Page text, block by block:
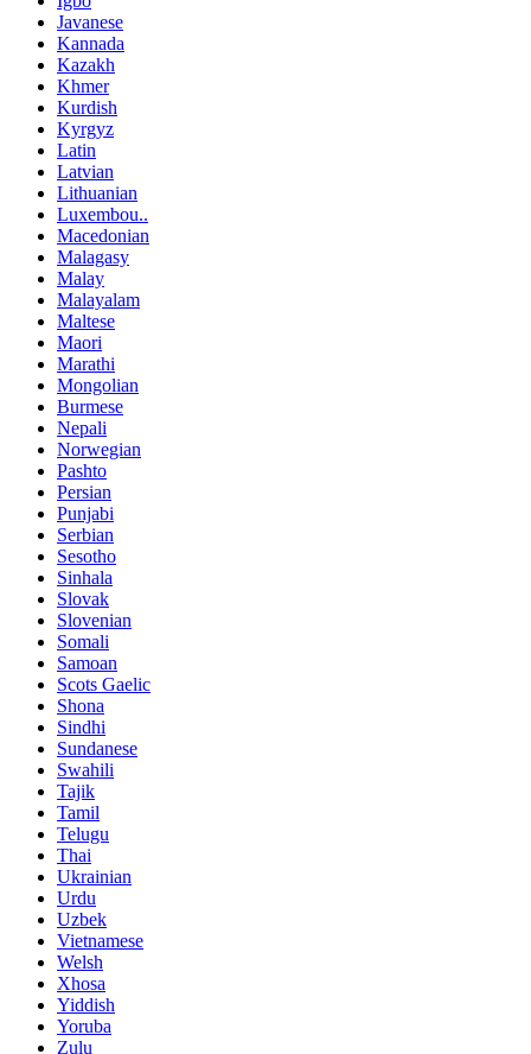
Javanese
Kannada
Kazakh
Khmer
Kurdish
Kyrgyz
Latin
Latvian
Lithuanian
Luxembou..
Macedonian
Malagasy
Malay
Malayalam
Maltese
Maori
Marathi
Mongolian
Burmese
Nepali
Norwegian
Pashto
Persian
Punjabi
Serbian
Sesotho
Sinhala
Slovak
Slovenian
Somali
Samoan
Scots Gaelic
Shona
Sindhi
Sundanese
Swahili
Tajik
Tamil
Telugu
Thai
Ukrainian
Urdu
Uzbek
Vietnamese
Welsh
Xhosa
Yiddish
Yoruba
Zulu